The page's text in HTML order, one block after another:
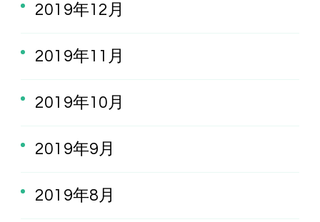
2019年12月
2019年11月
2019年10月
2019年9月
2019年8月